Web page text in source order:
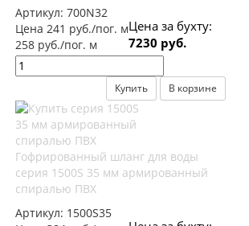
Артикул: 700N32
Цена 241 руб./пог. м
258 руб./пог. м
Цена за бухту:
7230 руб.
Купить В корзине
Гофрированный шланг для воды
серия 1500S 35 мм армированный
спиралью ПВХ
Артикул: 1500S35